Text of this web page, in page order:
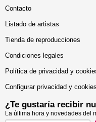
Contacto
Listado de artistas
Tienda de reproducciones
Condiciones legales
Política de privacidad y
Configurar privacidad y cookies
¿Te gustaría recibir
La última hora y novedades del